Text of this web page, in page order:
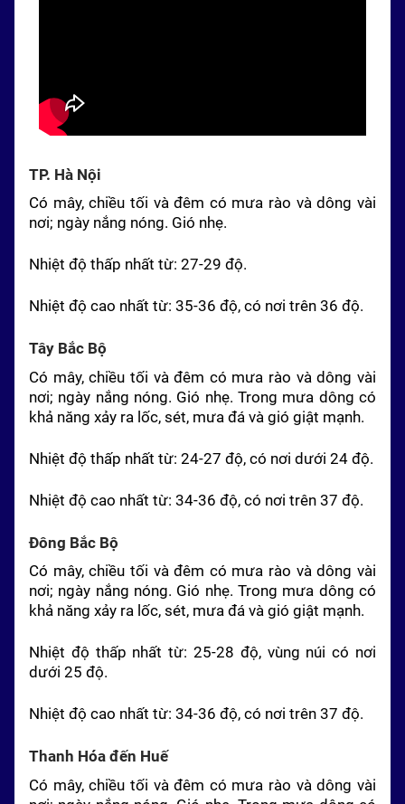
TP. Hà Nội
Có mây, chiều tối và đêm có mưa rào và dông vài
nơi; ngày nắng nóng. Gió nhẹ.
Nhiệt độ thấp nhất từ: 27-29 độ.
Nhiệt độ cao nhất từ: 35-36 độ, có nơi trên 36 độ.
Tây Bắc Bộ
Có mây, chiều tối và đêm có mưa rào và dông vài
nơi; ngày nắng nóng. Gió nhẹ. Trong mưa dông có
khả năng xảy ra lốc, sét, mưa đá và gió giật mạnh.
Nhiệt độ thấp nhất từ: 24-27 độ, có nơi dưới 24 độ.
Nhiệt độ cao nhất từ: 34-36 độ, có nơi trên 37 độ.
Đông Bắc Bộ
Có mây, chiều tối và đêm có mưa rào và dông vài
nơi; ngày nắng nóng. Gió nhẹ. Trong mưa dông có
khả năng xảy ra lốc, sét, mưa đá và gió giật mạnh.
Nhiệt độ thấp nhất từ: 25-28 độ, vùng núi có nơi
dưới 25 độ.
Nhiệt độ cao nhất từ: 34-36 độ, có nơi trên 37 độ.
Thanh Hóa đến Huế
Có mây, chiều tối và đêm có mưa rào và dông vài